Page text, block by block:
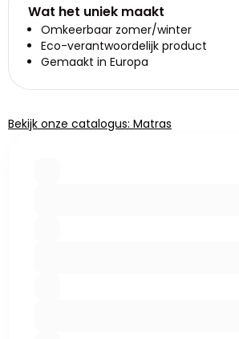
Wat het uniek maakt
Omkeerbaar zomer/winter
Eco-verantwoordelijk product
Gemaakt in Europa
Bekijk onze catalogus: Matras